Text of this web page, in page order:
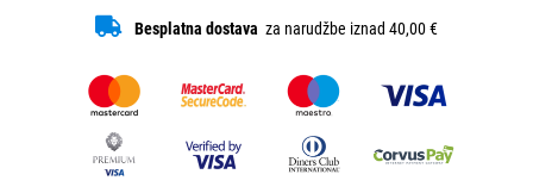
Besplatna dostava za narudžbe iznad 40,00 €